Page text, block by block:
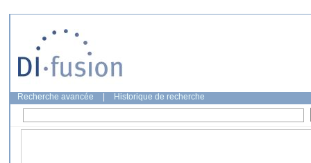
Recherche avancée Historique de recherche